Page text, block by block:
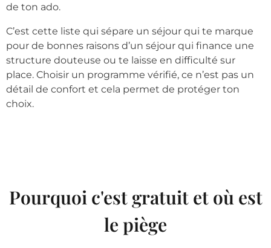
de ton ado.
C’est cette liste qui sépare un séjour qui te marque
pour de bonnes raisons d’un séjour qui finance une
structure douteuse ou te laisse en difficulté sur
place. Choisir un programme vérifié, ce n’est pas un
détail de confort et cela permet de protéger ton
choix.
Pourquoi c'est gratuit et où est
le piège